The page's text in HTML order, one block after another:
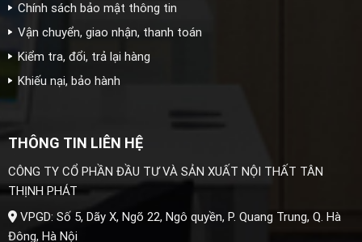
Chính sách bảo mật thông tin
Vận chuyển, giao nhận, thanh toán
Kiểm tra, đổi, trả lại hàng
Khiếu nại, bảo hành
THÔNG TIN LIÊN HỆ
CÔNG TY CỔ PHẦN ĐẦU TƯ VÀ SẢN XUẤT NỘI THẤT TÂN
THỊNH PHÁT
VPGD: Số 5, Dãy X, Ngõ 22, Ngô quyền, P. Quang Trung, Q. Hà
Đông, Hà Nội